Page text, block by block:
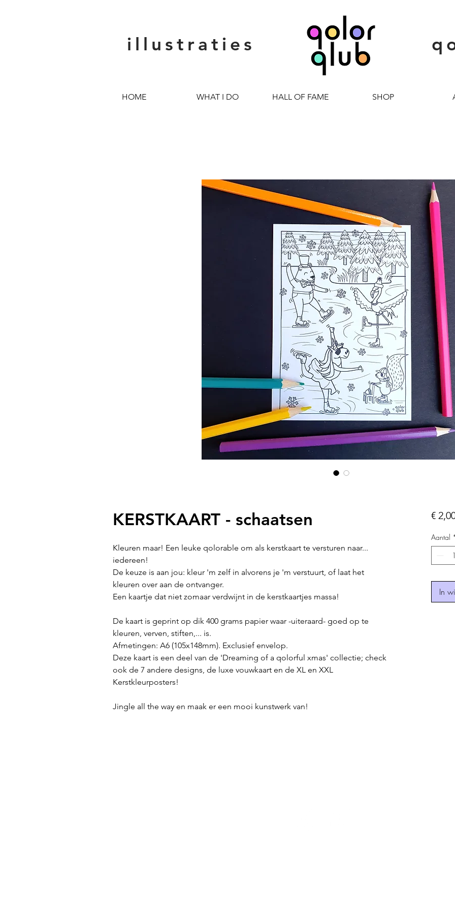
illustraties
HOME WHAT I DO HALL OF FAME SHOP
KERSTKAART - schaatsen
Kleuren maar! Een leuke qolorable om als kerstkaart te versturen naar...
iedereen!
De keuze is aan jou: kleur 'm zelf in alvorens je 'm verstuurt, of laat het
kleuren over aan de ontvanger.
Een kaartje dat niet zomaar verdwijnt in de kerstkaartjes massa!
De kaart is geprint op dik 400 grams papier waar -uiteraard- goed op te
kleuren, verven, stiften,... is.
Afmetingen: A6 (105x148mm). Exclusief envelop.
Deze kaart is een deel van de 'Dreaming of a qolorful xmas' collectie; check
ook de 7 andere designs, de luxe vouwkaart en de XL en XXL
Kerstkleurposters!
Jingle all the way en maak er een mooi kunstwerk van!
€
Aantal
In